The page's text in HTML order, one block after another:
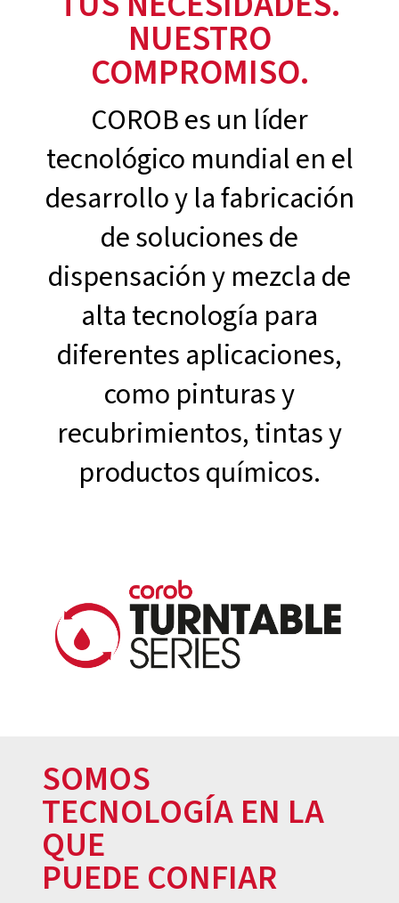
NUESTRO
COMPROMISO.
COROB es un líder
tecnológico mundial en el
desarrollo y la fabricación
de soluciones de
dispensación y mezcla de
alta tecnología para
diferentes aplicaciones,
como pinturas y
recubrimientos, tintas y
productos químicos.
SOMOS
TECNOLOGÍA EN LA
QUE
PUEDE CONFIAR